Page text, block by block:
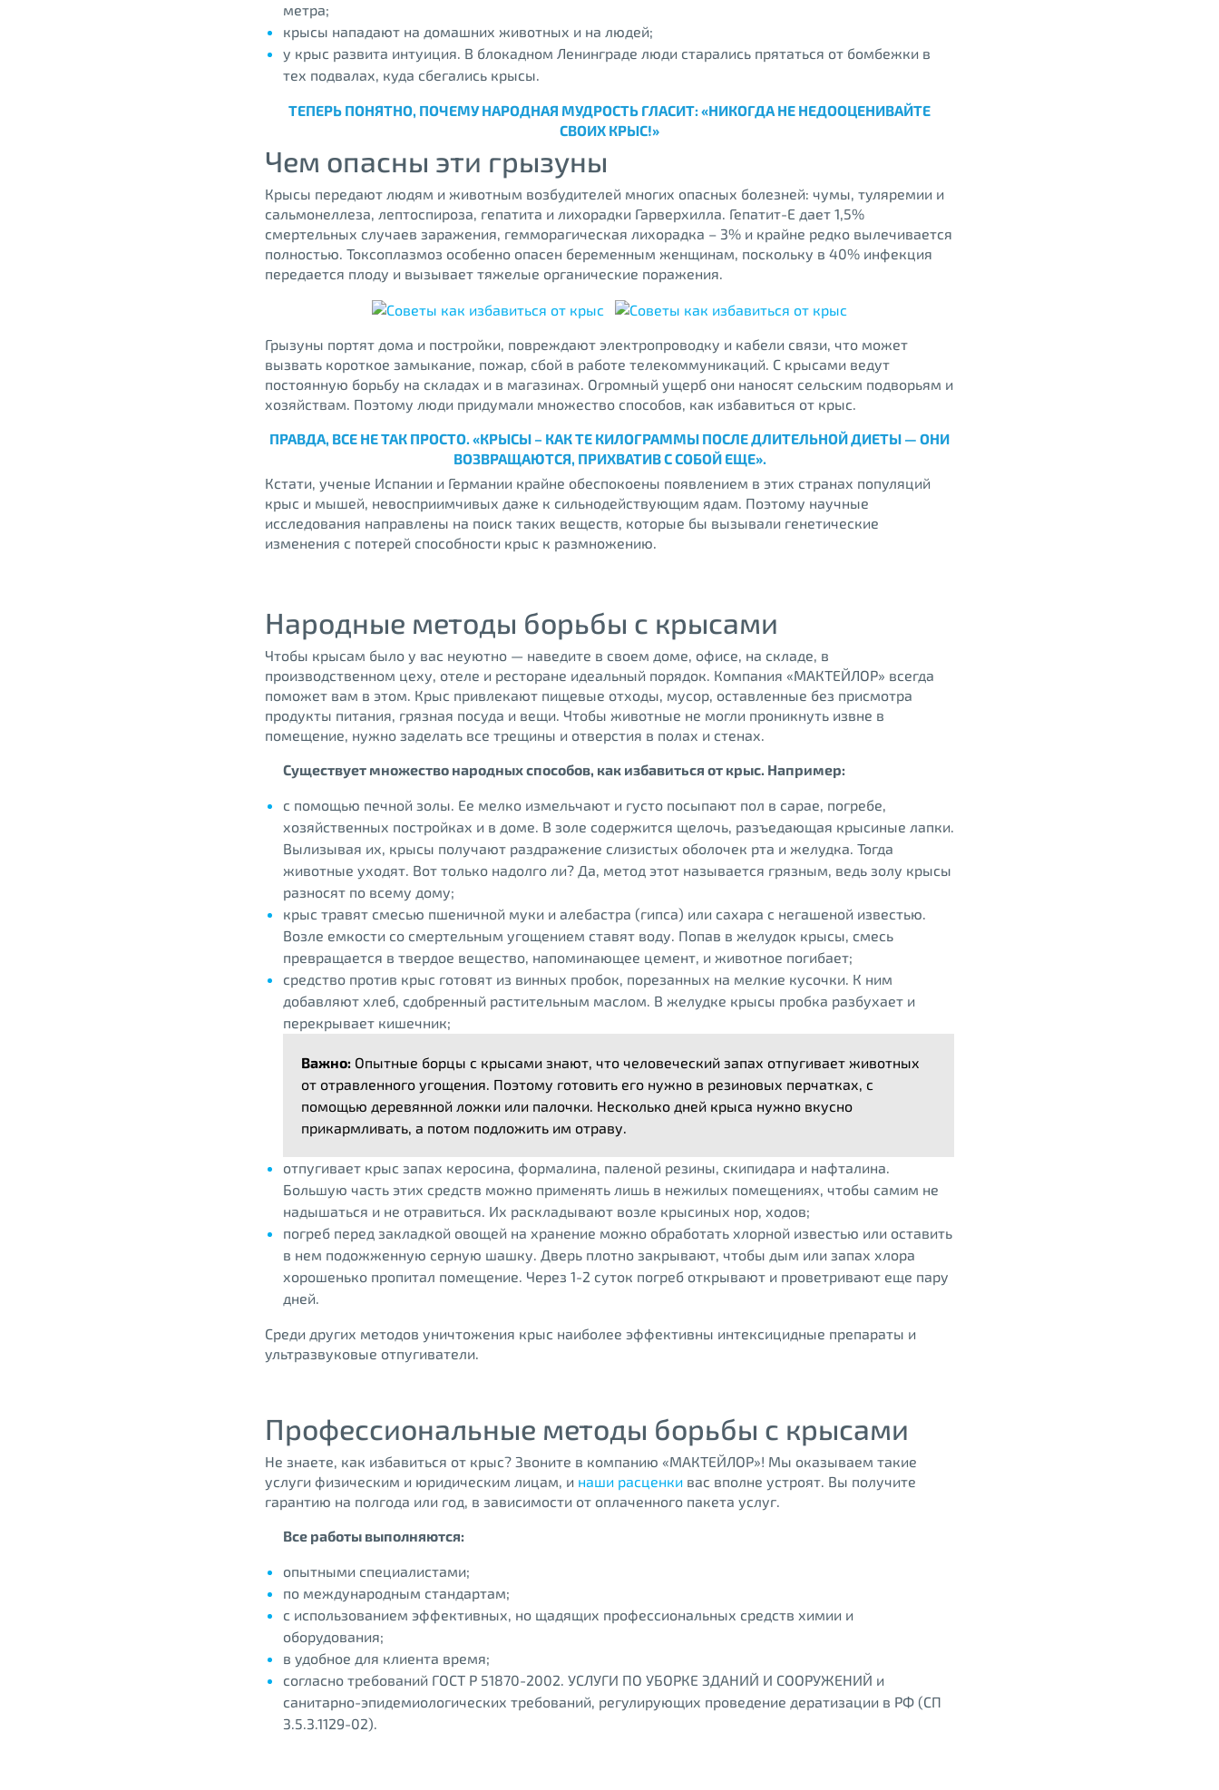
метра;
крысы нападают на домашних животных и на людей;
у крыс развита интуиция. В блокадном Ленинграде люди старались прятаться от бомбежки в
тех подвалах, куда сбегались крысы.
ТЕПЕРЬ ПОНЯТНО, ПОЧЕМУ НАРОДНАЯ МУДРОСТЬ ГЛАСИТ: «НИКОГДА НЕ НЕДООЦЕНИВАЙТЕ
СВОИХ КРЫС!»
Чем опасны эти грызуны
Крысы передают людям и животным возбудителей многих опасных болезней: чумы, туляремии и
сальмонеллеза, лептоспироза, гепатита и лихорадки Гарверхилла. Гепатит-Е дает 1,5%
смертельных случаев заражения, гемморагическая лихорадка – 3% и крайне редко вылечивается
полностью. Токсоплазмоз особенно опасен беременным женщинам, поскольку в 40% инфекция
передается плоду и вызывает тяжелые органические поражения.
Грызуны портят дома и постройки, повреждают электропроводку и кабели связи, что может
вызвать короткое замыкание, пожар, сбой в работе телекоммуникаций. С крысами ведут
постоянную борьбу на складах и в магазинах. Огромный ущерб они наносят сельским подворьям и
хозяйствам. Поэтому люди придумали множество способов, как избавиться от крыс.
ПРАВДА, ВСЕ НЕ ТАК ПРОСТО. «КРЫСЫ – КАК ТЕ КИЛОГРАММЫ ПОСЛЕ ДЛИТЕЛЬНОЙ ДИЕТЫ — ОНИ
ВОЗВРАЩАЮТСЯ, ПРИХВАТИВ С СОБОЙ ЕЩЕ».
Кстати, ученые Испании и Германии крайне обеспокоены появлением в этих странах популяций
крыс и мышей, невосприимчивых даже к сильнодействующим ядам. Поэтому научные
исследования направлены на поиск таких веществ, которые бы вызывали генетические
изменения с потерей способности крыс к размножению.
Народные методы борьбы с крысами
Чтобы крысам было у вас неуютно — наведите в своем доме, офисе, на складе, в
производственном цеху, отеле и ресторане идеальный порядок. Компания «МАКТЕЙЛОР» всегда
поможет вам в этом. Крыс привлекают пищевые отходы, мусор, оставленные без присмотра
продукты питания, грязная посуда и вещи. Чтобы животные не могли проникнуть извне в
помещение, нужно заделать все трещины и отверстия в полах и стенах.
Существует множество народных способов, как избавиться от крыс. Например:
с помощью печной золы. Ее мелко измельчают и густо посыпают пол в сарае, погребе,
хозяйственных постройках и в доме. В золе содержится щелочь, разъедающая крысиные лапки.
Вылизывая их, крысы получают раздражение слизистых оболочек рта и желудка. Тогда
животные уходят. Вот только надолго ли? Да, метод этот называется грязным, ведь золу крысы
разносят по всему дому;
крыс травят смесью пшеничной муки и алебастра (гипса) или сахара с негашеной известью.
Возле емкости со смертельным угощением ставят воду. Попав в желудок крысы, смесь
превращается в твердое вещество, напоминающее цемент, и животное погибает;
средство против крыс готовят из винных пробок, порезанных на мелкие кусочки. К ним
добавляют хлеб, сдобренный растительным маслом. В желудке крысы пробка разбухает и
перекрывает кишечник;
Важно: Опытные борцы с крысами знают, что человеческий запах отпугивает животных
от отравленного угощения. Поэтому готовить его нужно в резиновых перчатках, с
помощью деревянной ложки или палочки. Несколько дней крыса нужно вкусно
прикармливать, а потом подложить им отраву.
отпугивает крыс запах керосина, формалина, паленой резины, скипидара и нафталина.
Большую часть этих средств можно применять лишь в нежилых помещениях, чтобы самим не
надышаться и не отравиться. Их раскладывают возле крысиных нор, ходов;
погреб перед закладкой овощей на хранение можно обработать хлорной известью или оставить
в нем подожженную серную шашку. Дверь плотно закрывают, чтобы дым или запах хлора
хорошенько пропитал помещение. Через 1-2 суток погреб открывают и проветривают еще пару
дней.
Среди других методов уничтожения крыс наиболее эффективны интексицидные препараты и
ультразвуковые отпугиватели.
Профессиональные методы борьбы с крысами
Не знаете, как избавиться от крыс? Звоните в компанию «МАКТЕЙЛОР»! Мы оказываем такие
услуги физическим и юридическим лицам, и наши расценки вас вполне устроят. Вы получите
гарантию на полгода или год, в зависимости от оплаченного пакета услуг.
Все работы выполняются:
опытными специалистами;
по международным стандартам;
с использованием эффективных, но щадящих профессиональных средств химии и
оборудования;
в удобное для клиента время;
согласно требований ГОСТ Р 51870-2002. УСЛУГИ ПО УБОРКЕ ЗДАНИЙ И СООРУЖЕНИЙ и
санитарно-эпидемиологических требований, регулирующих проведение дератизации в РФ (СП
3.5.3.1129-02).